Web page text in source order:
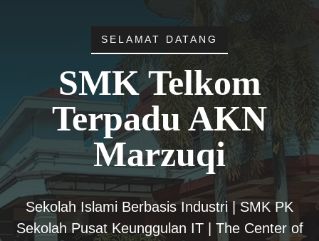
SELAMAT DATANG
SMK Telkom
Terpadu AKN
Marzuqi
Sekolah Islami Berbasis Industri | SMK PK
Sekolah Pusat Keunggulan IT | The Center of